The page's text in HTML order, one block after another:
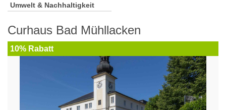
Umwelt & Nachhaltigkeit
Curhaus Bad Mühllacken
10% Rabatt